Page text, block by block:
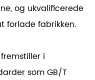
og ukvalificerede
forlade fabrikken.
i
som GB/T